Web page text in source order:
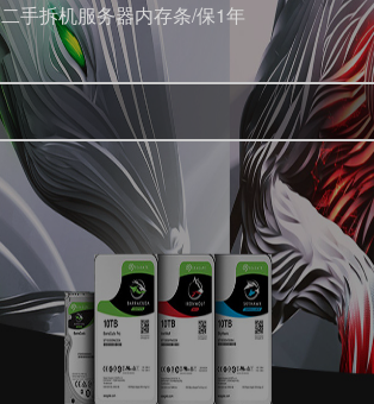
二手拆机服务器内存条/保1年